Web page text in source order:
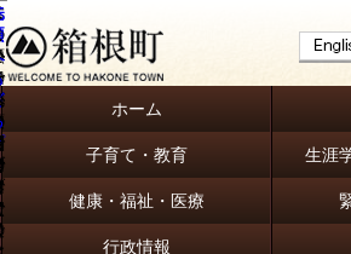
ホーム
子育て・教育 生涯
健康・福祉・医療
行政情報